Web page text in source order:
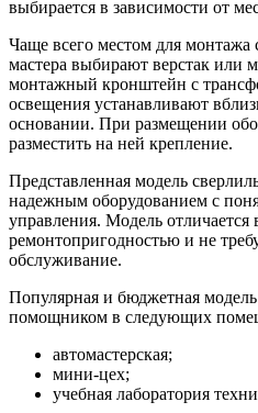
выбирается в зависимости от
Чаще всего местом для
мастера выбирают верстак или
монтажный кронштейн с
освещения устанавливают
основании. При размещении
разместить на ней крепление.
Представленная модель
надежным оборудованием с
управления. Модель отличается
ремонтопригодностью и не
обслуживание.
Популярная и бюджетная
помощником в следующих
автомастерская;
мини-цех;
учебная лаборатория